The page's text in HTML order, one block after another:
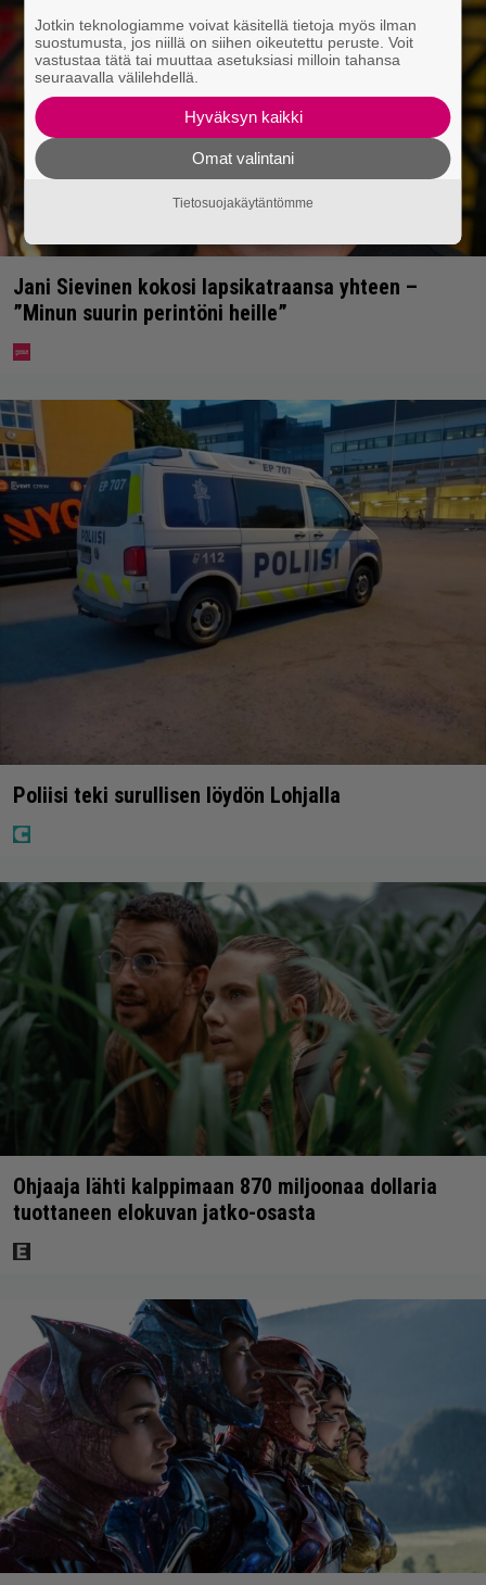
Jani Sievinen kokosi lapsikatraansa yhteen –
”Minun suurin perintöni heille”
Poliisi teki surullisen löydön Lohjalla
Ohjaaja lähti kalppimaan 870 miljoonaa dollaria
tuottaneen elokuvan jatko-osasta
Jotkin teknologiamme voivat käsitellä tietoja myös ilman
suostumusta, jos niillä on siihen oikeutettu peruste. Voit
vastustaa tätä tai muuttaa asetuksiasi milloin tahansa
seuraavalla välilehdellä.
Hyväksyn kaikki
Omat valintani
Tietosuojakäytäntömme